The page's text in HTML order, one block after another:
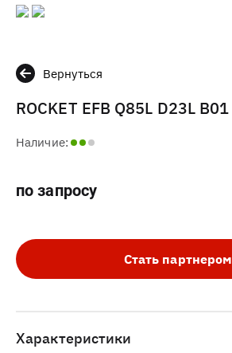
Вернуться
ROCKET EFB Q85L D23L B01
Наличие:
по запросу
Стать партнером
Характеристики